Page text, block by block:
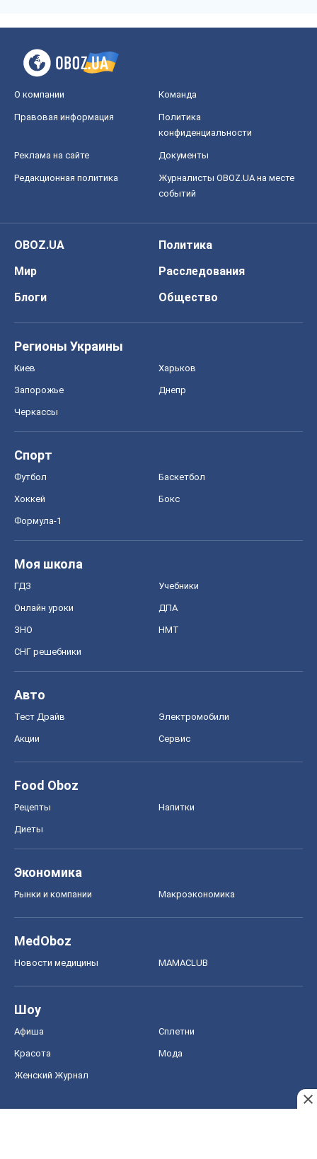
О компании Команда
Правовая информация
Политика
конфиденциальности
Реклама на сайте Документы
Редакционная политика
Журналисты OBOZ.UA на месте
событий
OBOZ.UA
Политика
Мир
Расследования
Блоги
Общество
Регионы Украины
Киев Харьков
Запорожье Днепр
Черкассы
Спорт
Футбол Баскетбол
Хоккей Бокс
Формула-1
Моя школа
ГДЗ Учебники
Онлайн уроки ДПА
ЗНО НМТ
СНГ решебники
Авто
Тест Драйв Электромобили
Акции Сервис
Food Oboz
Рецепты Напитки
Диеты
Экономика
Рынки и компании Mакроэкономика
MedOboz
Новости медицины MAMACLUB
Шоу
Афиша Сплетни
Красота Мода
Женский Журнал